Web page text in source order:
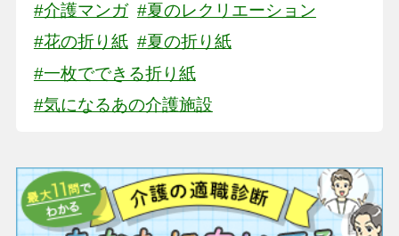
#介護マンガ #夏のレクリエーション
#花の折り紙 #夏の折り紙
#一枚でできる折り紙
#気になるあの介護施設